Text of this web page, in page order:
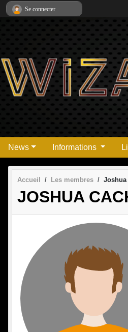
News Informations
Accueil Les membres
JOSHUA
Se connecter
Panneau de gestion des cookies